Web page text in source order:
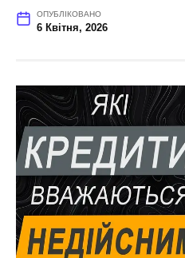
ОПУБЛІКОВАНО
6 Квітня, 2026